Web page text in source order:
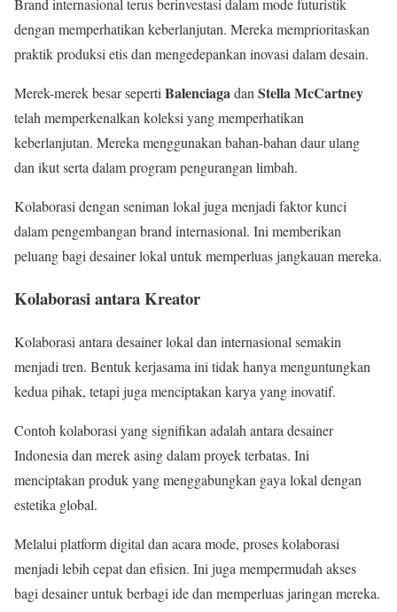
dengan memperhatikan keberlanjutan. Mereka memprioritaskan
praktik produksi etis dan mengedepankan inovasi dalam desain.
Merek-merek besar seperti Balenciagadan Stella McCartney
telah memperkenalkan koleksi yang memperhatikan
keberlanjutan. Mereka menggunakan bahan-bahan daur ulang
dan ikut serta dalam program pengurangan limbah.
Kolaborasi dengan seniman lokal juga menjadi faktor kunci
dalam pengembangan brand internasional. Ini memberikan
peluang bagi desainer lokal untuk memperluas jangkauan mereka.
Kolaborasi antara Kreator
Kolaborasi antara desainer lokal dan internasional semakin
menjadi tren. Bentuk kerjasama ini tidak hanya menguntungkan
kedua pihak, tetapi juga menciptakan karya yang inovatif.
Contoh kolaborasi yang signifikan adalah antara desainer
Indonesia dan merek asing dalam proyek terbatas. Ini
menciptakan produk yang menggabungkan gaya lokal dengan
estetika global.
Melalui platform digital dan acara mode, proses kolaborasi
menjadi lebih cepat dan efisien. Ini juga mempermudah akses
bagi desainer untuk berbagi ide dan memperluas jaringan mereka.